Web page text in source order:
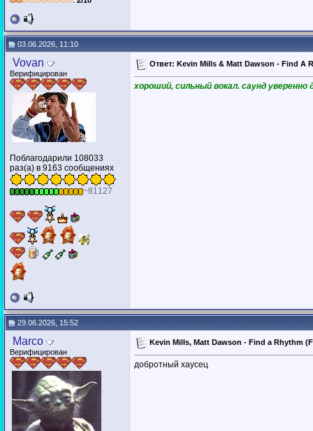
03.06.2026, 11:10
Vovan
Верифицирован
Поблагодарили 108033
раз(а) в 9163 сообщениях
~81127
Ответ: Kevin Mills & Matt Dawson - Find A
хороший, сильный вокал. саунд
29.06.2026, 15:52
Marco
Верифицирован
Kevin Mills, Matt Dawson - Find a Rhythm
добротный хаусец